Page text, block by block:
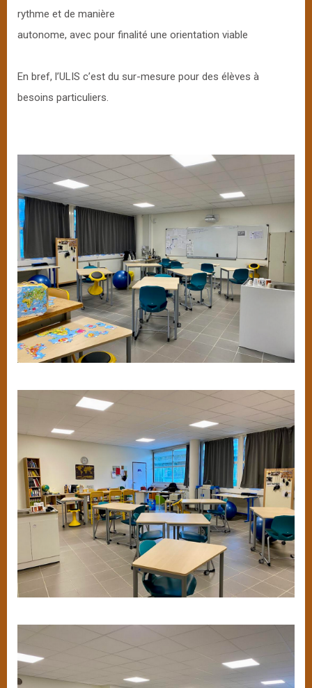
rythme et de manière
autonome, avec pour finalité une orientation viable
En bref, l’ULIS c’est du sur-mesure pour des élèves à
besoins particuliers.